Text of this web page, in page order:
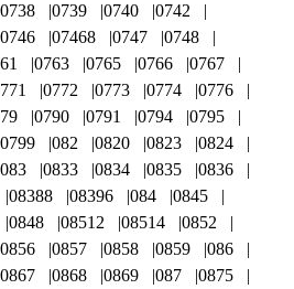
0738 0739 0740
0742
0746 07468 0747
0748
0763 0765 0766
0767
0772 0773 0774
0776
0790 0791 0794
0795
0799 082 0820 0823
0824
083 0833 0834 0835
0836
08388 08396 084
0845
0848 08512 08514
0852
0856 0857 0858 0859
086
0867 0868 0869 087
0875